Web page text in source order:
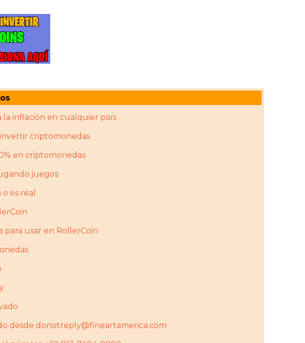
inflación en cualquier país
criptomonedas
en criptomonedas
juegos
es real
para usar en RollerCoin
desde donotreply@fineartamerica.com